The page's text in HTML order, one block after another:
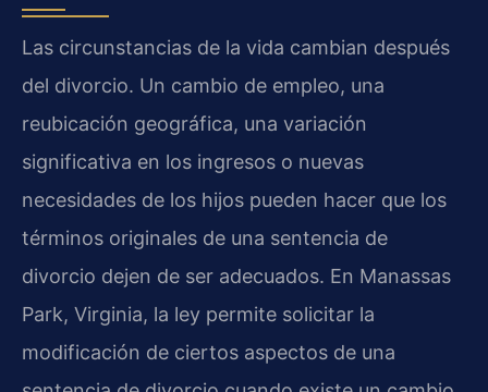
Las circunstancias de la vida cambian después
del divorcio. Un cambio de empleo, una
reubicación geográfica, una variación
significativa en los ingresos o nuevas
necesidades de los hijos pueden hacer que los
términos originales de una sentencia de
divorcio dejen de ser adecuados. En Manassas
Park, Virginia, la ley permite solicitar la
modificación de ciertos aspectos de una